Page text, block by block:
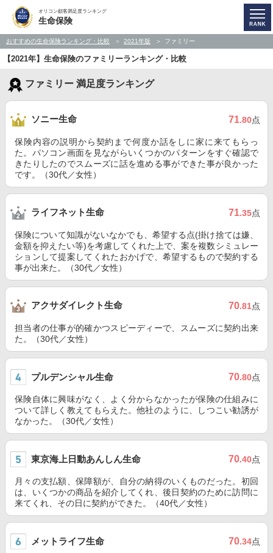
オリコン顧客満足度ランキング
生命保険
おすすめの生命保険ランキング・比較 2021年版 ファミリー
【2021年】生命保険のファミリーランキング・比較
ファミリー 満足度ランキング
ソニー生命 71.80点
保険内容の説明から契約まで何度か話をしに家に来てもらっ
た。パソコン画面を見ながらいくつかのパターンをすぐ確認で
きたりしたのでスムーズに話を進める事ができた事が良かった
です。（30代／女性）
ライフネット生命 71.35点
保険について知識がないなかでも、希望する点(掛け捨ては嫌、
金額を抑えたい等)を考慮してくれた上で、案を複数シミュレー
ションして提案してくれたおかげで、希望するもので契約する
事が出来た。（30代／女性）
アクサダイレクト生命 70.81点
担当者の仕事が的確かつスピーディーで、スムーズに契約出来
た。（30代／女性）
プルデンシャル生命 70.80点
保険自体に興味がなく、よく分からなかったが保険の仕組みに
ついて詳しく教えてもらえた。他社のように、しつこい勧誘が
なかった。（30代／女性）
東京海上日動あんしん生命 70.40点
月々の支払額、保障額が、自分の納得のいくものだった。初回
は、いくつかの商品を紹介してくれ、後日契約のために訪問に
来てくれ、その日に契約ができた。（40代／女性）
メットライフ生命 70.34点